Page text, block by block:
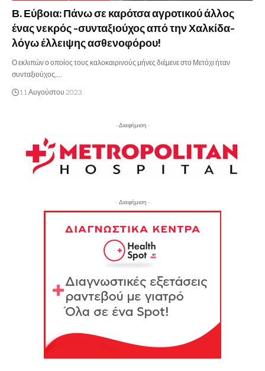
Β. Εύβοια: Πάνω σε καρότσα αγροτικού άλλος
ένας νεκρός -συνταξιούχος από την Χαλκίδα-
λόγω έλλειψης ασθενοφόρου!
Ο εκλιπών ο οποίος τους καλοκαιρινούς μήνες διέμενε στο Μετόχι ήταν
συνταξιούχος,…
11 Αυγούστου 2023
- Διαφήμιση -
- Διαφήμιση -